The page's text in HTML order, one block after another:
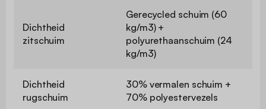
Dichtheid
zitschuim
Gerecycled schuim (60
kg/m3) +
polyurethaanschuim (24
kg/m3)
Dichtheid
rugschuim
30% vermalen schuim +
70% polyestervezels